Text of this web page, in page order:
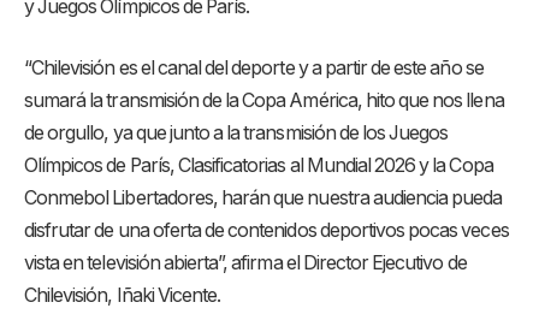
y Juegos Olímpicos de París.
“Chilevisión es el canal del deporte y a partir de este año se
sumará la transmisión de la Copa América, hito que nos llena
de orgullo, ya que junto a la transmisión de los Juegos
Olímpicos de París, Clasificatorias al Mundial 2026 y la Copa
Conmebol Libertadores, harán que nuestra audiencia pueda
disfrutar de una oferta de contenidos deportivos pocas veces
vista en televisión abierta”, afirma el Director Ejecutivo de
Chilevisión, Iñaki Vicente.